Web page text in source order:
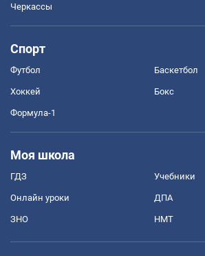
Черкассы
Спорт
Футбол Баскетбол
Хоккей Бокс
Формула-1
Моя школа
ГДЗ Учебники
Онлайн уроки ДПА
ЗНО НМТ